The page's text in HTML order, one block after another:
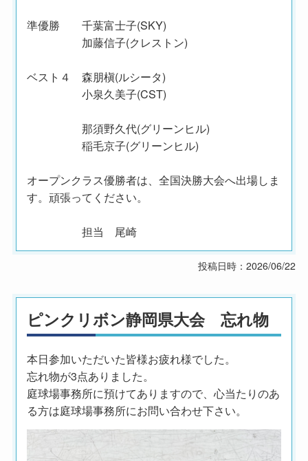
準優勝 千葉富士子(SKY)
加藤信子(クレストン)
ベスト４ 森朋槇(ルシータ)
小泉久美子(CST)
那須野久代(グリーンヒル)
稲毛京子(グリーンヒル)
オープンクラス優勝者は、全国決勝大会へ出場しま
す。頑張ってください。
担当 尾崎
投稿日時：2026/06/22
ピンクリボン静岡県大会 忘れ物
本日参加いただいた皆様お疲れ様でした。
忘れ物が3点ありました。
庭球場事務所に預けてありますので、心当たりのあ
る方は庭球場事務所にお問い合わせ下さい。